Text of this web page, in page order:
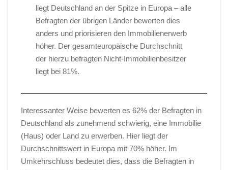
liegt Deutschland an der Spitze in Europa – alle
Befragten der übrigen Länder bewerten dies
anders und priorisieren den Immobilienerwerb
höher. Der gesamteuropäische Durchschnitt
der hierzu befragten Nicht-Immobilienbesitzer
liegt bei 81%.
Interessanter Weise bewerten es 62% der Befragten in
Deutschland als zunehmend schwierig, eine Immobilie
(Haus) oder Land zu erwerben. Hier liegt der
Durchschnittswert in Europa mit 70% höher. Im
Umkehrschluss bedeutet dies, dass die Befragten in